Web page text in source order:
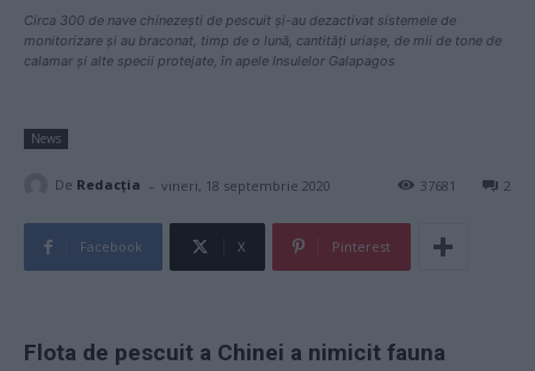
Circa 300 de nave chinezești de pescuit și-au dezactivat sistemele de
monitorizare și au braconat, timp de o lună, cantități uriașe, de mii de tone de
calamar și alte specii protejate, în apele Insulelor Galapagos
News
De Redacţia - vineri, 18 septembrie 2020 2
37681
Facebook X Pinterest
Flota de pescuit a Chinei a nimicit fauna